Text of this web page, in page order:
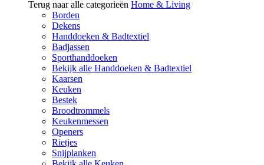
Terug naar alle categorieën Home & Living
Borden
Dekens
Handdoeken & Badtextiel
Badjassen
Sporthanddoeken
Bekijk alle Handdoeken & Badtextiel
Kaarsen
Keuken
Bestek
Broodtrommels
Keukenmessen
Openers
Rietjes
Snijplanken